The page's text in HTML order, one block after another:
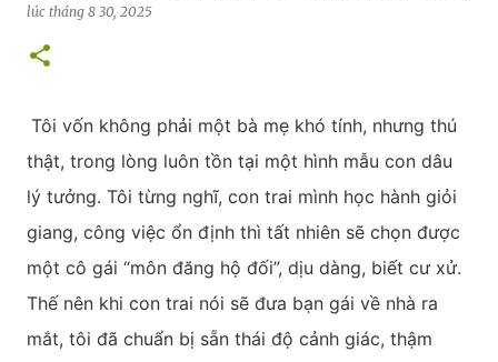
lúc tháng 8 30, 2025
Tôi vốn không phải một bà mẹ khó tính, nhưng thú
thật, trong lòng luôn tồn tại một hình mẫu con dâu
lý tưởng. Tôi từng nghĩ, con trai mình học hành giỏi
giang, công việc ổn định thì tất nhiên sẽ chọn được
một cô gái “môn đăng hộ đối”, dịu dàng, biết cư xử.
Thế nên khi con trai nói sẽ đưa bạn gái về nhà ra
mắt, tôi đã chuẩn bị sẵn thái độ cảnh giác, thậm